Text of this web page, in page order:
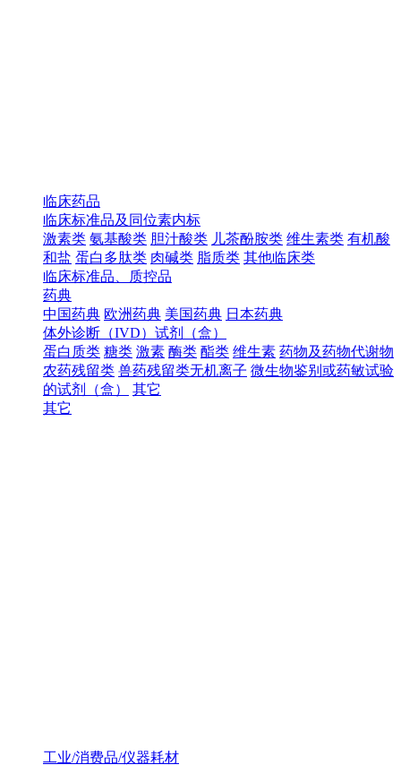
临床药品
临床标准品及同位素内标
激素类 氨基酸类 胆汁酸类 儿茶酚胺类 维生素类 有机酸
和盐 蛋白多肽类 肉碱类 脂质类 其他临床类
临床标准品、质控品
药典
中国药典 欧洲药典 美国药典 日本药典
体外诊断（IVD）试剂（盒）
蛋白质类 糖类 激素 酶类 酯类 维生素 药物及药物代谢物
农药残留类 兽药残留类无机离子 微生物鉴别或药敏试验
的试剂（盒）
其它
其它
工业/消费品/仪器耗材